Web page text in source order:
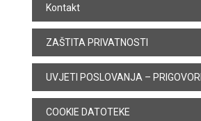
Kontakt
ZAŠTITA PRIVATNOSTI
UVJETI POSLOVANJA – PRIGOVORI
COOKIE DATOTEKE